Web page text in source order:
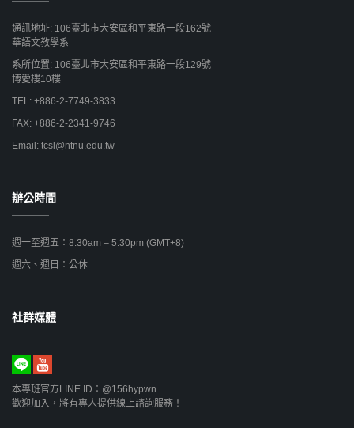
通訊地址: 106臺北市大安區和平東路一段162號
華語文教學系
系所位置: 106臺北市大安區和平東路一段129號
博愛樓10樓
TEL: +886-2-7749-3833
FAX: +886-2-2341-9746
Email: tcsl@ntnu.edu.tw
辦公時間
週一至週五：8:30am – 5:30pm (GMT+8)
週六、週日：公休
社群媒體
本專班官方LINE ID：@156hypwn
歡迎加入，將有專人提供線上諮詢服務！